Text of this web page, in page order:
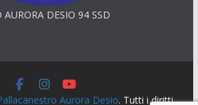
AURORA DESIO 94 SSD
Aurora Desio. Tutti i diritti